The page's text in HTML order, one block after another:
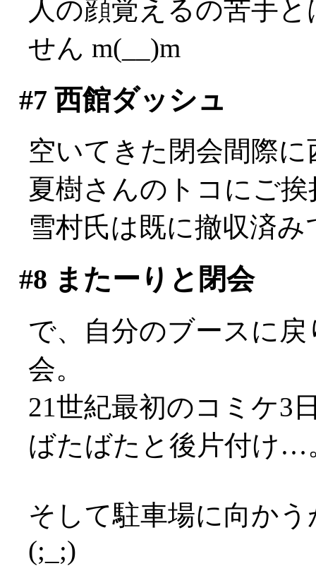
人の顔覚えるの苦手
せん m(__)m
#7 西館ダッシュ
空いてきた閉会間際に
夏樹さんのトコにご挨
雪村氏は既に撤収済み
#8 またーりと閉会
で、自分のブースに
会。
21世紀最初のコミケ3
ばたばたと後片付け…
そして駐車場に向か
(;_;)